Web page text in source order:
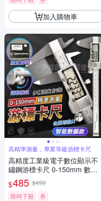
加入購物車
高精準測量，專業等級游標卡尺
高精度工業級電子數位顯示不
鏽鋼游標卡尺 0-150mm 數位
數顯游標尺 測量尺 遊標 內外徑
測量器
$485 $499
限時下殺
券